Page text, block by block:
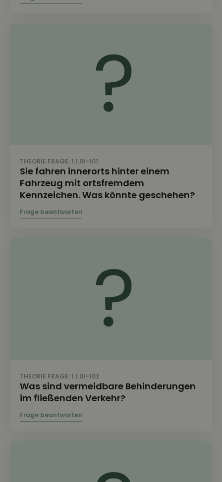
THEORIE FRAGE: 1.1.01-101
Sie fahren innerorts hinter einem
Fahrzeug mit ortsfremdem
Kennzeichen. Was könnte geschehen?
THEORIE FRAGE: 1.1.01-102
Was sind vermeidbare Behinderungen
im fließenden Verkehr?